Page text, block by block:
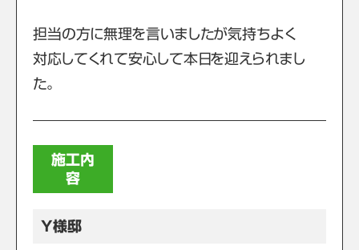
担当の方に無理を言いましたが気持ちよく
対応してくれて安心して本日を迎えられまし
た。
施工内
容
Y様邸